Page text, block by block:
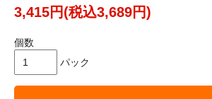
3,415円(税込3,689円)
個数
パック